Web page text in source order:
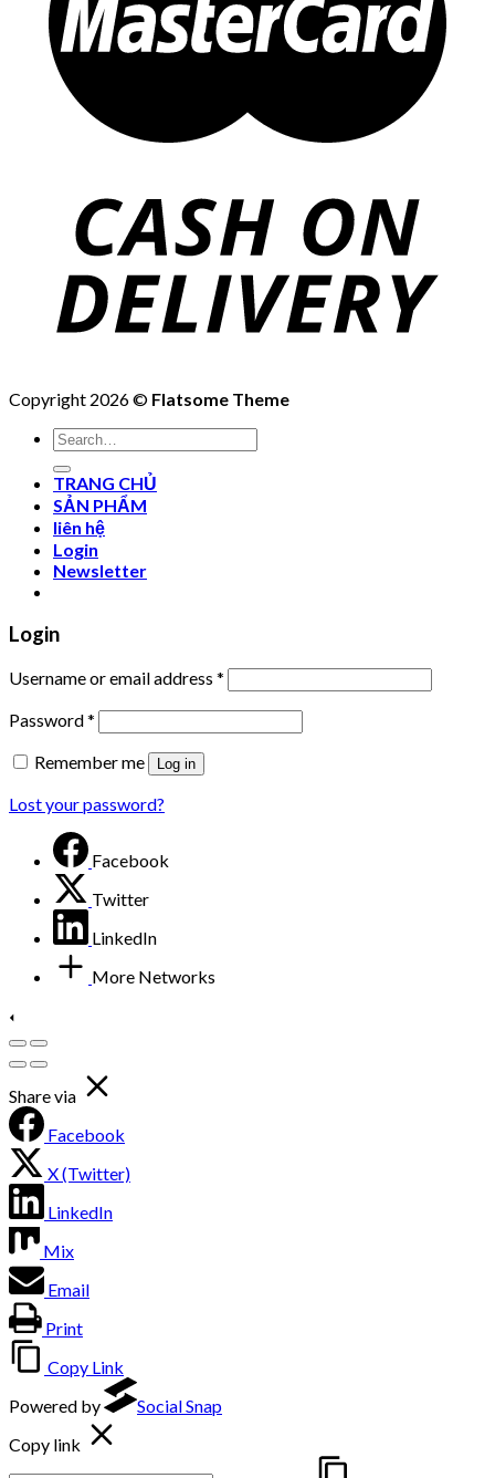
Copyright 2026 © Flatsome Theme
Search
for:
TRANG CHỦ
SẢN PHẨM
liên hệ
Login
Newsletter
Login
Username or email address *
Password*
Remember me
Log in
Lost your password?
Facebook
Twitter
LinkedIn
More Networks
Share via
Facebook
X (Twitter)
LinkedIn
Mix
Email
Print
Copy Link
Powered by
Social Snap
Copy link